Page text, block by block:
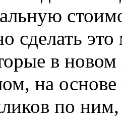
сделать
в
на основе
по